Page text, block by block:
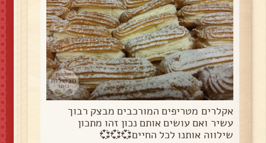
אקלרים מטריפים המורכבים מבצק רבוך
עשיר ואם עושים אותם נכון זהו מתכון
שילווה אותנו לכל החיים💞💞💞